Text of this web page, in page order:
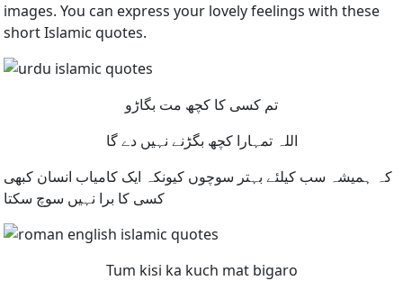
images. You can express your lovely feelings with these
short Islamic quotes.
تم کسی کا کچھ مت بگاڑو
اللہ تمہارا کچھ بگڑنے نہیں دے گا
کہ ہمیشہ سب کیلئے بہتر سوچوں کیونکہ ایک کامیاب انسان کبھی
کسی کا برا نہیں سوچ سکتا
Tum kisi ka kuch mat bigaro